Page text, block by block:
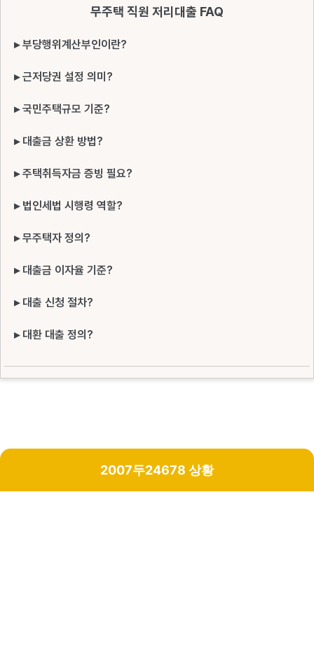
무주택 직원 저리대출 FAQ
▸ 부당행위계산부인이란?
▸ 근저당권 설정 의미?
▸ 국민주택규모 기준?
▸ 대출금 상환 방법?
▸ 주택취득자금 증빙 필요?
▸ 법인세법 시행령 역할?
▸ 무주택자 정의?
▸ 대출금 이자율 기준?
▸ 대출 신청 절차?
▸ 대환 대출 정의?
2007두24678 상황